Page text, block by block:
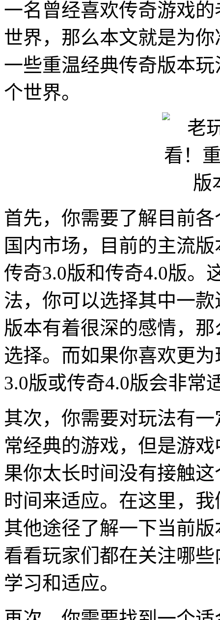
一名曾经喜欢传奇游戏
世界，那么本文就是为
一些重温经典传奇版本
个世界。
首先，你需要了解目前
国内市场，目前的主流
传奇3.0版和传奇4.0版。
法，你可以选择其中一
版本有着很深的感情，
选择。而如果你喜欢更
3.0版或传奇4.0版会非常
其次，你需要对玩法有
常经典的游戏，但是游
果你太长时间没有接触
时间来适应。在这里，
其他途径了解一下当前
看看玩家们都在关注哪
学习和适应。